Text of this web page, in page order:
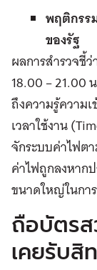
พฤติกรร
ของรัฐ
ผลการสำรวจชี้
18.00 – 21.00
ถึงความรู้ความ
เวลาใช้งาน
จักระบบค่าไฟต
ค่าไฟถูกลงหาก
ขนาดใหญ่ในกา
ถือบัตรส
เคยรับสิ